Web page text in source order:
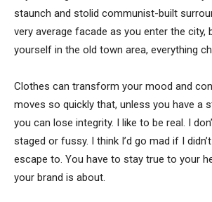
staunch and stolid communist-built
very average facade as you enter the city,
yourself in the old town area, everything
Clothes can transform your mood and
moves so quickly that, unless you have a
you can lose integrity. I like to be real. I
staged or fussy. I think I’d go mad if I
escape to. You have to stay true to your
your brand is about.